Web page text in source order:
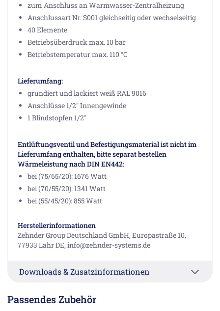
zum Anschluss an Warmwasser-Zentralheizung
Anschlussart Nr. S001 gleichseitig oder wechselseitig
40 Elemente
Betriebsüberdruck max. 10 bar
Betriebstemperatur max. 110 °C
Lieferumfang:
grundiert und lackiert weiß RAL 9016
Anschlüsse 1/2" Innengewinde
1 Blindstopfen 1/2"
Entlüftungsventil und Befestigungsmaterial ist nicht im
Lieferumfang enthalten, bitte separat bestellen
Wärmeleistung nach DIN EN442:
bei (75/65/20): 1676 Watt
bei (70/55/20): 1341 Watt
bei (55/45/20): 855 Watt
Herstellerinformationen
Zehnder Group Deutschland GmbH, Europastraße 10,
77933 Lahr DE, info@zehnder-systems.de
Downloads & Zusatzinformationen
Passendes Zubehör